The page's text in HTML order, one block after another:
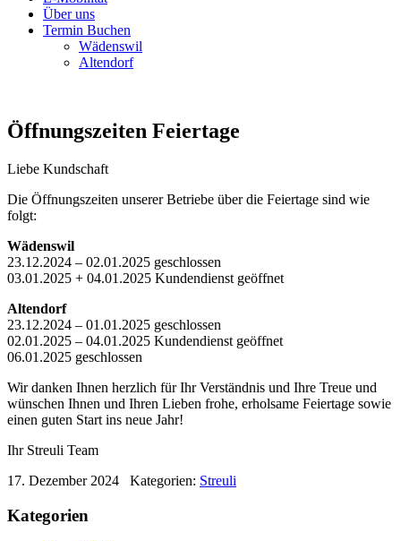
Über uns
Termin Buchen
Wädenswil
Altendorf
Öffnungszeiten Feiertage
Liebe Kundschaft
Die Öffnungszeiten unserer Betriebe über die Feiertage sind wie
folgt:
Wädenswil
23.12.2024 – 02.01.2025 geschlossen
03.01.2025 + 04.01.2025 Kundendienst geöffnet
Altendorf
23.12.2024 – 01.01.2025 geschlossen
02.01.2025 – 04.01.2025 Kundendienst geöffnet
06.01.2025 geschlossen
Wir danken Ihnen herzlich für Ihr Verständnis und Ihre Treue und
wünschen Ihnen und Ihren Lieben frohe, erholsame Feiertage sowie
einen guten Start ins neue Jahr!
Ihr Streuli Team
17. Dezember 2024
Kategorien: Streuli
Kategorien